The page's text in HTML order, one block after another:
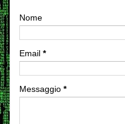
Nome
Email *
Messaggio *